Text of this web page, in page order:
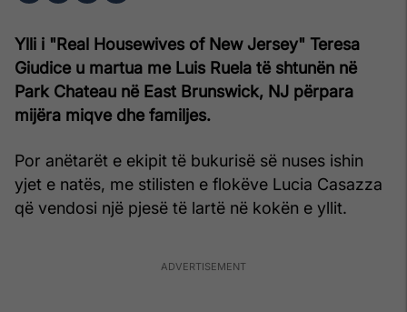
Ylli i "Real Housewives of New Jersey" Teresa
Giudice u martua me Luis Ruela të shtunën në
Park Chateau në East Brunswick, NJ përpara
mijëra miqve dhe familjes.
Por anëtarët e ekipit të bukurisë së nuses ishin
yjet e natës, me stilisten e flokëve Lucia Casazza
që vendosi një pjesë të lartë në kokën e yllit.